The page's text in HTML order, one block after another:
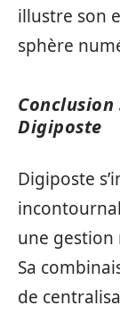
illustre son
sphère
Digiposte
Digiposte
une gestion
Sa
de